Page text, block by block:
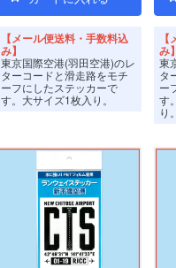
【メール便送料・手数料込
み】
東京国際空港(羽田空港)のレ
ターコードと滑走路をモチ
ーフにしたステッカーで
す。 大サイズ1枚入り。
み
東
タ
ー
す
り